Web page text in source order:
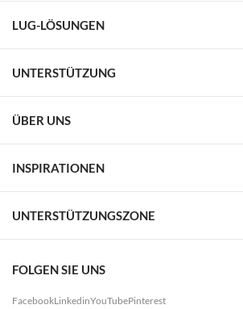
LUG-LÖSUNGEN
UNTERSTÜTZUNG
ÜBER UNS
INSPIRATIONEN
UNTERSTÜTZUNGSZONE
FOLGEN SIE UNS
FacebookLinkedinYouTubePinterest